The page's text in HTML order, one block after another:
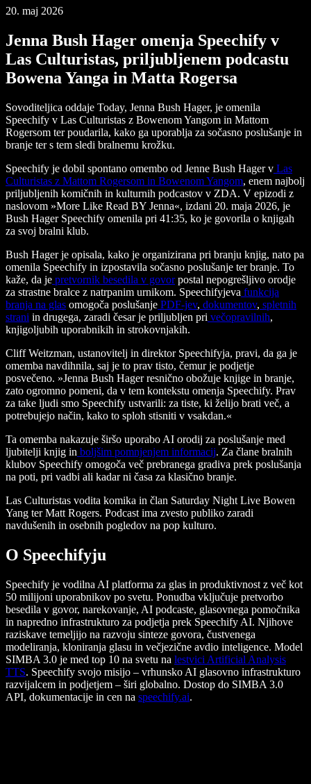
20. maj 2026
Jenna Bush Hager omenja Speechify v
Las Culturistas, priljubljenem podcastu
Bowena Yanga in Matta Rogersa
Sovoditeljica oddaje Today, Jenna Bush Hager, je omenila
Speechify v Las Culturistas z Bowenom Yangom in Mattom
Rogersom ter poudarila, kako ga uporablja za sočasno poslušanje in
branje ter s tem sledi bralnemu krožku.
Speechify je dobil spontano omembo od Jenne Bush Hager v Las
Culturistas z Mattom Rogersom in Bowenom Yangom, enem najbolj
priljubljenih komičnih in kulturnih podcastov v ZDA. V epizodi z
naslovom »More Like Read BY Jenna«, izdani 20. maja 2026, je
Bush Hager Speechify omenila pri 41:35, ko je govorila o knjigah
za svoj bralni klub.
Bush Hager je opisala, kako je organizirana pri branju knjig, nato pa
omenila Speechify in izpostavila sočasno poslušanje ter branje. To
kaže, da je pretvornik besedila v govorpostal nepogrešljivo orodje
za strastne bralce z natrpanim urnikom. Speechifyjeva funkcija
branja na glas omogoča poslušanje PDF-jev, dokumentov, spletnih
strani in drugega, zaradi česar je priljubljen pri večopravilnih,
knjigoljubih uporabnikih in strokovnjakih.
Cliff Weitzman, ustanovitelj in direktor Speechifyja, pravi, da ga je
omemba navdihnila, saj je to prav tisto, čemur je podjetje
posvečeno. »Jenna Bush Hager resnično obožuje knjige in branje,
zato ogromno pomeni, da v tem kontekstu omenja Speechify. Prav
za take ljudi smo Speechify ustvarili: za tiste, ki želijo brati več, a
potrebujejo način, kako to sploh stisniti v vsakdan.«
Ta omemba nakazuje širšo uporabo AI orodij za poslušanje med
ljubitelji knjig in boljšim pomnjenjem informacij. Za člane bralnih
klubov Speechify omogoča več prebranega gradiva prek poslušanja
na poti, pri vadbi ali kadar ni časa za klasično branje.
Las Culturistas vodita komika in član Saturday Night Live Bowen
Yang ter Matt Rogers. Podcast ima zvesto publiko zaradi
navdušenih in osebnih pogledov na pop kulturo.
O Speechifyju
Speechify je vodilna AI platforma za glas in produktivnost z več kot
50 milijoni uporabnikov po svetu. Ponudba vključuje pretvorbo
besedila v govor, narekovanje, AI podcaste, glasovnega pomočnika
in napredno infrastrukturo za podjetja prek Speechify AI. Njihove
raziskave temeljijo na razvoju sinteze govora, čustvenega
modeliranja, kloniranja glasu in večjezične avdio inteligence. Model
SIMBA 3.0 je med top 10 na svetu na lestvici Artificial Analysis
TTS. Speechify svojo misijo – vrhunsko AI glasovno infrastrukturo
razvijalcem in podjetjem – širi globalno. Dostop do SIMBA 3.0
API, dokumentacije in cen na speechify.ai.